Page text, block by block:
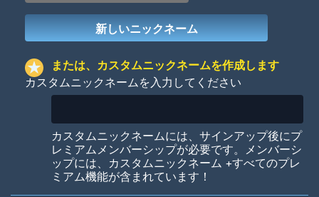
Colorful
または、カスタムニックネームを作成します
カスタムニックネームを入力してください
カスタムニックネームには、サインアップ後にプ
レミアムメンバーシップが必要です。メンバーシ
ップには、カスタムニックネーム +すべてのプレ
ミアム機能が含まれています！